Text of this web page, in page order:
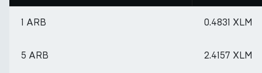
1 ARB 0.4831 XLM
5 ARB 2.4157 XLM